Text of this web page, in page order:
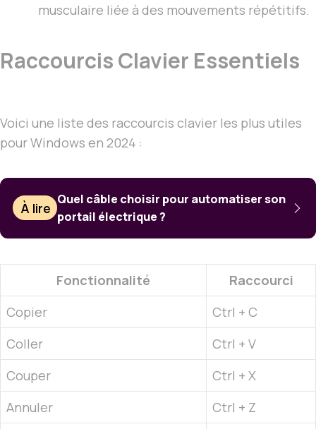
musculaire liée à des mouvements répétitifs.
Raccourcis Clavier Essentiels
Voici une liste des raccourcis clavier les plus utiles
pour Windows en 2024 :
À lire
Quel câble choisir pour automatiser son
portail électrique ?
Fonctionnalité
Raccourci
Copier
Ctrl + C
Coller
Ctrl + V
Couper
Ctrl + X
Annuler
Ctrl + Z